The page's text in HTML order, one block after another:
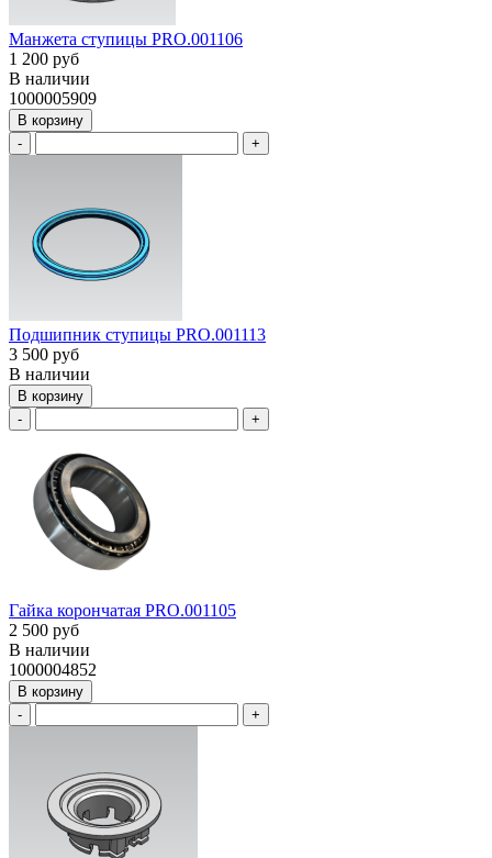
Манжета ступицы PRO.001106
1 200 руб
В наличии
1000005909
В корзину
-
+
Подшипник ступицы PRO.001113
3 500 руб
В наличии
В корзину
-
+
Гайка корончатая PRO.001105
2 500 руб
В наличии
1000004852
В корзину
-
+